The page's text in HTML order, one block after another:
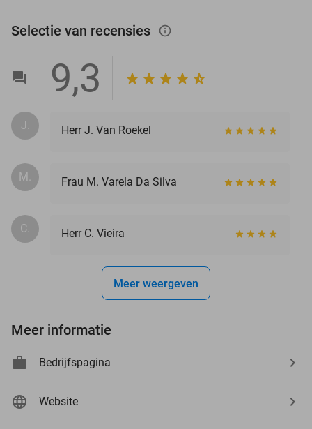
Selectie van recensies info_outlined
9,3
J. Herr J. Van Roekel
M. Frau M. Varela Da Silva
C. Herr C. Vieira
Meer weergeven
Meer informatie
Bedrijfspagina
Website